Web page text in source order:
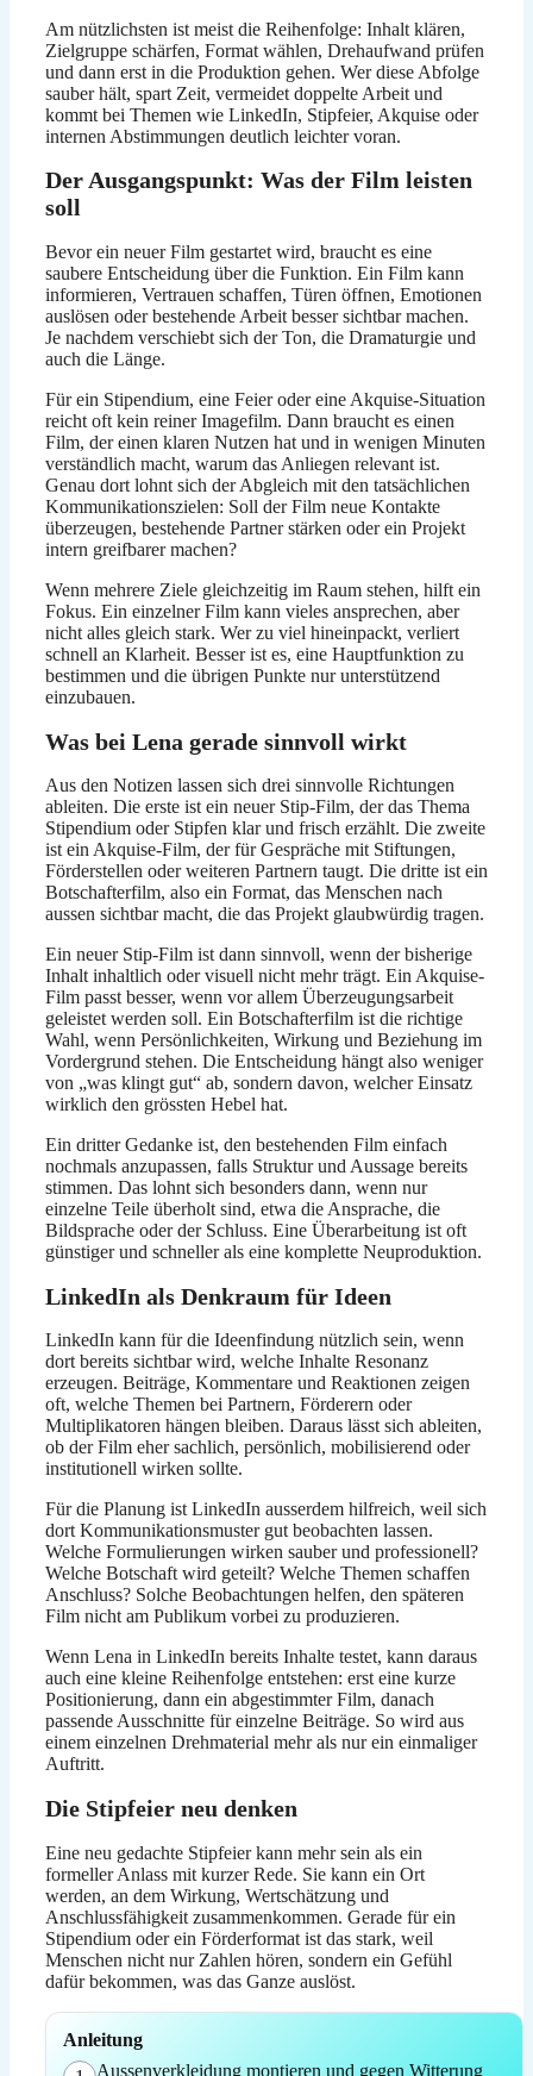
Am nützlichsten ist meist die Reihenfolge: Inhalt klären,
Zielgruppe schärfen, Format wählen, Drehaufwand prüfen
und dann erst in die Produktion gehen. Wer diese Abfolge
sauber hält, spart Zeit, vermeidet doppelte Arbeit und
kommt bei Themen wie LinkedIn, Stipfeier, Akquise oder
internen Abstimmungen deutlich leichter voran.
Der Ausgangspunkt: Was der Film leisten
soll
Bevor ein neuer Film gestartet wird, braucht es eine
saubere Entscheidung über die Funktion. Ein Film kann
informieren, Vertrauen schaffen, Türen öffnen, Emotionen
auslösen oder bestehende Arbeit besser sichtbar machen.
Je nachdem verschiebt sich der Ton, die Dramaturgie und
auch die Länge.
Für ein Stipendium, eine Feier oder eine Akquise-Situation
reicht oft kein reiner Imagefilm. Dann braucht es einen
Film, der einen klaren Nutzen hat und in wenigen Minuten
verständlich macht, warum das Anliegen relevant ist.
Genau dort lohnt sich der Abgleich mit den tatsächlichen
Kommunikationszielen: Soll der Film neue Kontakte
überzeugen, bestehende Partner stärken oder ein Projekt
intern greifbarer machen?
Wenn mehrere Ziele gleichzeitig im Raum stehen, hilft ein
Fokus. Ein einzelner Film kann vieles ansprechen, aber
nicht alles gleich stark. Wer zu viel hineinpackt, verliert
schnell an Klarheit. Besser ist es, eine Hauptfunktion zu
bestimmen und die übrigen Punkte nur unterstützend
einzubauen.
Was bei Lena gerade sinnvoll wirkt
Aus den Notizen lassen sich drei sinnvolle Richtungen
ableiten. Die erste ist ein neuer Stip-Film, der das Thema
Stipendium oder Stipfen klar und frisch erzählt. Die zweite
ist ein Akquise-Film, der für Gespräche mit Stiftungen,
Förderstellen oder weiteren Partnern taugt. Die dritte ist ein
Botschafterfilm, also ein Format, das Menschen nach
aussen sichtbar macht, die das Projekt glaubwürdig tragen.
Ein neuer Stip-Film ist dann sinnvoll, wenn der bisherige
Inhalt inhaltlich oder visuell nicht mehr trägt. Ein Akquise-
Film passt besser, wenn vor allem Überzeugungsarbeit
geleistet werden soll. Ein Botschafterfilm ist die richtige
Wahl, wenn Persönlichkeiten, Wirkung und Beziehung im
Vordergrund stehen. Die Entscheidung hängt also weniger
von „was klingt gut“ ab, sondern davon, welcher Einsatz
wirklich den grössten Hebel hat.
Ein dritter Gedanke ist, den bestehenden Film einfach
nochmals anzupassen, falls Struktur und Aussage bereits
stimmen. Das lohnt sich besonders dann, wenn nur
einzelne Teile überholt sind, etwa die Ansprache, die
Bildsprache oder der Schluss. Eine Überarbeitung ist oft
günstiger und schneller als eine komplette Neuproduktion.
LinkedIn als Denkraum für Ideen
LinkedIn kann für die Ideenfindung nützlich sein, wenn
dort bereits sichtbar wird, welche Inhalte Resonanz
erzeugen. Beiträge, Kommentare und Reaktionen zeigen
oft, welche Themen bei Partnern, Förderern oder
Multiplikatoren hängen bleiben. Daraus lässt sich ableiten,
ob der Film eher sachlich, persönlich, mobilisierend oder
institutionell wirken sollte.
Für die Planung ist LinkedIn ausserdem hilfreich, weil sich
dort Kommunikationsmuster gut beobachten lassen.
Welche Formulierungen wirken sauber und professionell?
Welche Botschaft wird geteilt? Welche Themen schaffen
Anschluss? Solche Beobachtungen helfen, den späteren
Film nicht am Publikum vorbei zu produzieren.
Wenn Lena in LinkedIn bereits Inhalte testet, kann daraus
auch eine kleine Reihenfolge entstehen: erst eine kurze
Positionierung, dann ein abgestimmter Film, danach
passende Ausschnitte für einzelne Beiträge. So wird aus
einem einzelnen Drehmaterial mehr als nur ein einmaliger
Auftritt.
Die Stipfeier neu denken
Eine neu gedachte Stipfeier kann mehr sein als ein
formeller Anlass mit kurzer Rede. Sie kann ein Ort
werden, an dem Wirkung, Wertschätzung und
Anschlussfähigkeit zusammenkommen. Gerade für ein
Stipendium oder ein Förderformat ist das stark, weil
Menschen nicht nur Zahlen hören, sondern ein Gefühl
dafür bekommen, was das Ganze auslöst.
Anleitung
Aussenverkleidung montieren und gegen Witterung